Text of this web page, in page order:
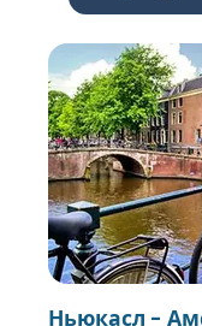
Ньюкасл -